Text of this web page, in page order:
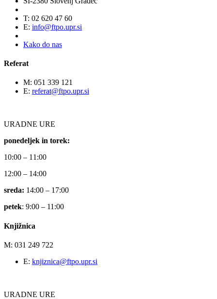
T: 02 620 47 60
E: info@ftpo.upr.si
Kako do nas
Referat
M: 051 339 121
E: referat@ftpo.upr.si
URADNE URE
ponedeljek in torek:
10:00 – 11:00
12:00 – 14:00
sreda: 14:00 – 17:00
petek: 9:00 – 11:00
Knjižnica
M: 031 249 722
E: knjiznica@ftpo.upr.si
URADNE URE